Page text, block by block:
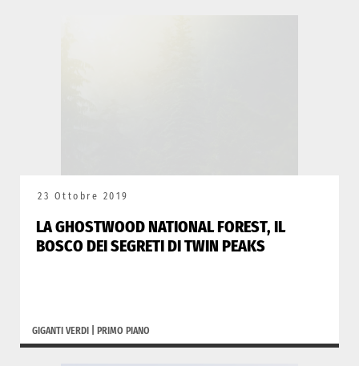
23 Ottobre 2019
LA GHOSTWOOD NATIONAL FOREST, IL
BOSCO DEI SEGRETI DI TWIN PEAKS
GIGANTI VERDI PRIMO PIANO